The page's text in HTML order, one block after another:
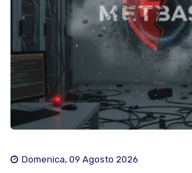
Domenica, 09 Agosto 2026